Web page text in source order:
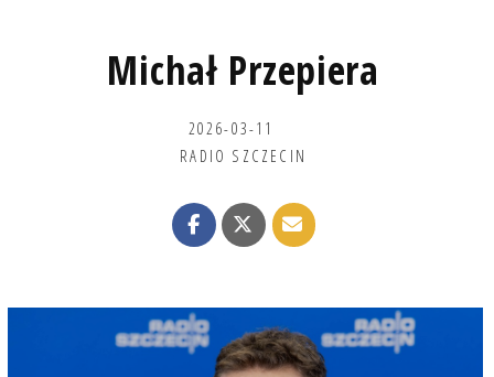
Michał Przepiera
2026-03-11
RADIO SZCZECIN